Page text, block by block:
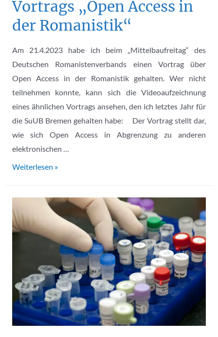
Vortrags „Open Access in
der Romanistik“
Am 21.4.2023 habe ich beim „Mittelbaufreitag“ des
Deutschen Romanistenverbands einen Vortrag über
Open Access in der Romanistik gehalten. Wer nicht
teilnehmen konnte, kann sich die Videoaufzeichnung
eines ähnlichen Vortrags ansehen, den ich letztes Jahr für
die SuUB Bremen gehalten habe: Der Vortrag stellt dar,
wie sich Open Access in Abgrenzung zu anderen
elektronischen …
Videoaufzeichnung
„Open
Access
Romanistik“
Weiterlesen »